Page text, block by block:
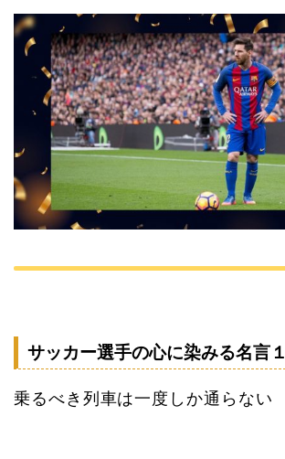
サッカー選手の心に染みる名言１
乗るべき列車は一度しか通らない